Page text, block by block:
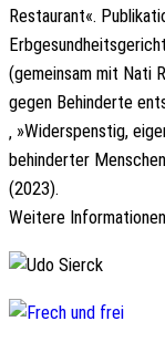
Restaurant«.
(gemeinsam mit Nati
gegen Behinderte
‚ »Widerspenstig,
behinderter
(2023).
Weitere